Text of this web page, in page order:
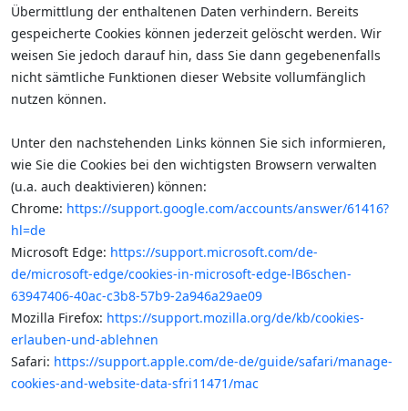
Übermittlung der enthaltenen Daten verhindern. Bereits
gespeicherte Cookies können jederzeit gelöscht werden. Wir
weisen Sie jedoch darauf hin, dass Sie dann gegebenenfalls
nicht sämtliche Funktionen dieser Website vollumfänglich
nutzen können.
Unter den nachstehenden Links können Sie sich informieren,
wie Sie die Cookies bei den wichtigsten Browsern verwalten
(u.a. auch deaktivieren) können:
Chrome: https://support.google.com/accounts/answer/61416?
hl=de
Microsoft Edge: https://support.microsoft.com/de-
de/microsoft-edge/cookies-in-microsoft-edge-lB6schen-
63947406-40ac-c3b8-57b9-2a946a29ae09
Mozilla Firefox: https://support.mozilla.org/de/kb/cookies-
erlauben-und-ablehnen
Safari: https://support.apple.com/de-de/guide/safari/manage-
cookies-and-website-data-sfri11471/mac